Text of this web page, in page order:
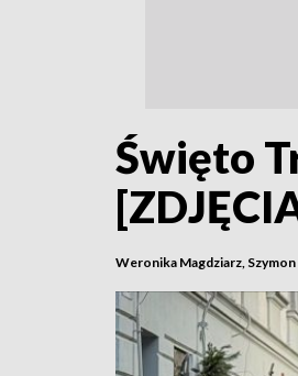
Święto
Weronika Magdziarz,